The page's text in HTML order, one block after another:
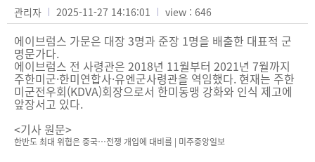
관리자 2025-11-27 14:16:01 view : 646
에이브럼스 가문은 대장 3명과 준장 1명을 배출한 대표적 군
명문가다.
에이브럼스 전 사령관은 2018년 11월부터 2021년 7월까지
주한미군·한미연합사·유엔군사령관을 역임했다. 현재는 주한
미군전우회(KDVA)회장으로서 한미동맹 강화와 인식 제고에
앞장서고 있다.
<기사 원문>
한반도 최대 위협은 중국…전쟁 개입에 대비를 | 미주중앙일보